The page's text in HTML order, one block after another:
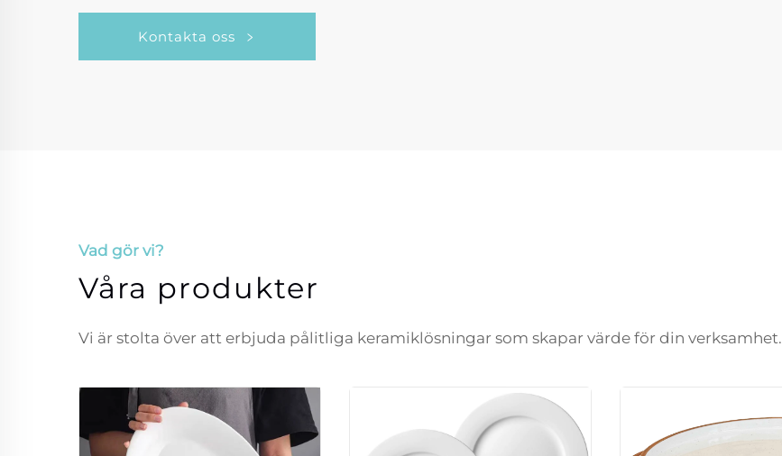
Kontakta oss
Vad gör vi?
Våra produkter
Vi är stolta över att erbjuda pålitliga keramiklösningar som skapar värde för din verksamhet.